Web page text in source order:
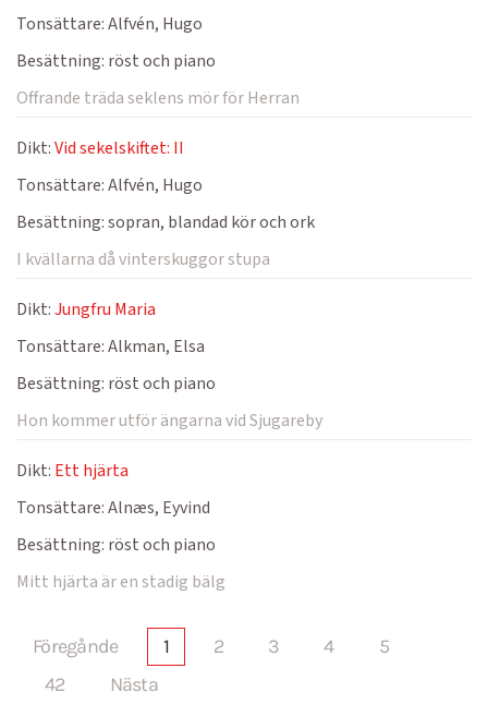
Tonsättare:Alfvén, Hugo
Besättning: röst och piano
Offrande träda seklens mör för Herran
Dikt:Vid sekelskiftet: II
Tonsättare:Alfvén, Hugo
Besättning:sopran, blandad kör och ork
I kvällarna då vinterskuggor stupa
Dikt:Jungfru Maria
Tonsättare:Alkman, Elsa
Besättning: röst och piano
Hon kommer utför ängarna vid Sjugareby
Dikt: Ett hjärta
Tonsättare:Alnæs, Eyvind
Besättning: röst och piano
Mitt hjärta är en stadig bälg
Föregånde 1 2 3 4
5
42
Nästa